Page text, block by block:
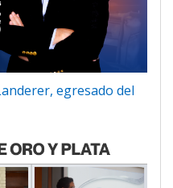
egresado del